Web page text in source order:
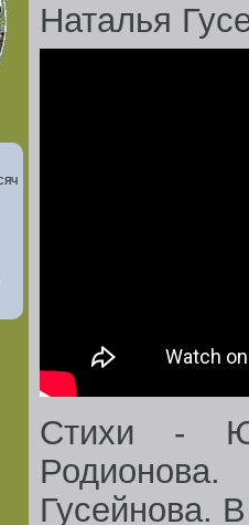
Наталья
Стихи -
Гусейнова.